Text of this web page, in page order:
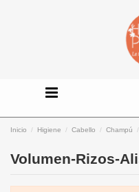
Inicio Higiene Cabello Champú
Volumen-Rizos-